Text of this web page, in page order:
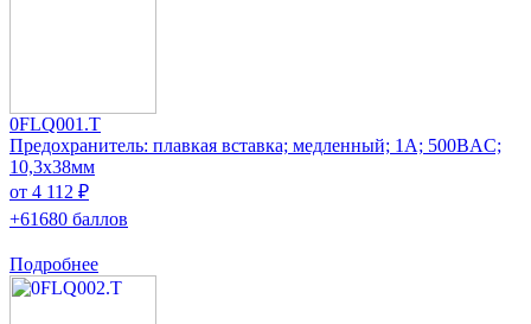
0FLQ001.T
Предохранитель: плавкая вставка; медленный; 1А; 500ВAC;
10,3x38мм
от 4 112 ₽
+61680 баллов
Подробнее